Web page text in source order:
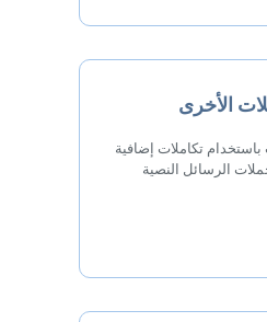
الأخرى
تكاملات إضافية